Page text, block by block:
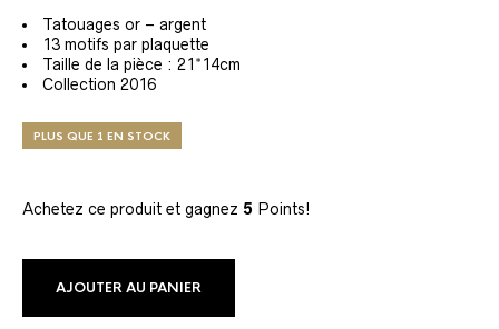
Tatouages or – argent
13 motifs par plaquette
Taille de la pièce : 21*14cm
Collection 2016
PLUS QUE 1 EN STOCK
Achetez ce produit et gagnez 5 Points!
AJOUTER AU PANIER